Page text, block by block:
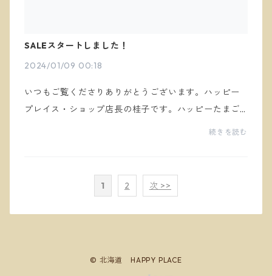
SALEスタートしました！
2024/01/09 00:18
いつもご覧くださりありがとうございます。ハッピー
プレイス・ショップ店長の桂子です。ハッピーたまご
のセールが今日からスタートします！なんと、普段の3
続きを読む
1 2 次 >>
© 北海道 HAPPY PLACE